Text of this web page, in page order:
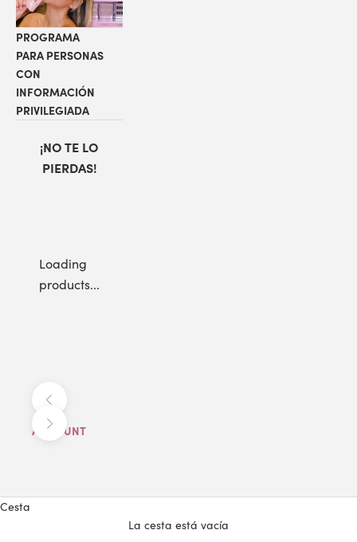
PROGRAMA
PARA PERSONAS
CON
INFORMACIÓN
PRIVILEGIADA
¡NO TE LO
PIERDAS!
Loading
products...
Siguiente
ACCOUNT
Cesta
La cesta está vacía